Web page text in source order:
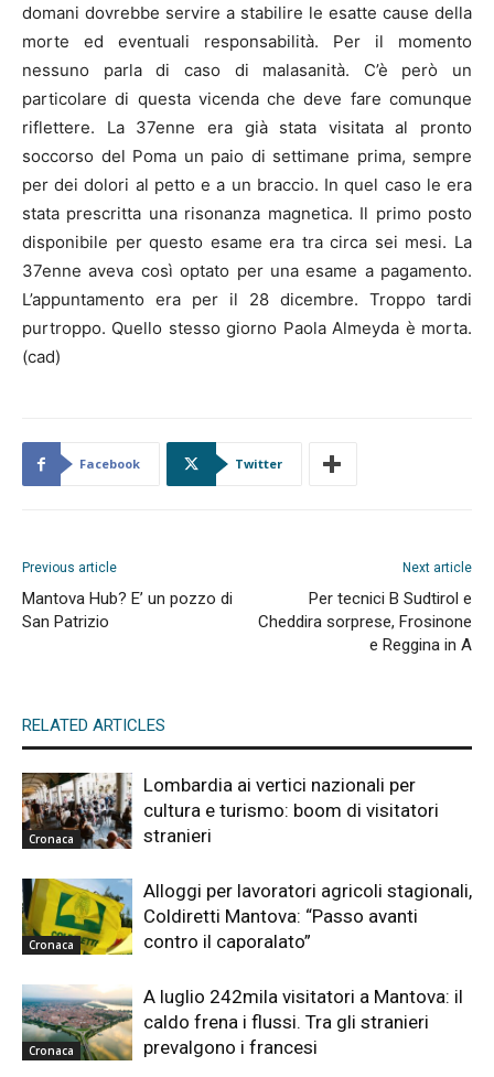
domani dovrebbe servire a stabilire le esatte cause della
morte ed eventuali responsabilità. Per il momento
nessuno parla di caso di malasanità. C’è però un
particolare di questa vicenda che deve fare comunque
riflettere. La 37enne era già stata visitata al pronto
soccorso del Poma un paio di settimane prima, sempre
per dei dolori al petto e a un braccio. In quel caso le era
stata prescritta una risonanza magnetica. Il primo posto
disponibile per questo esame era tra circa sei mesi. La
37enne aveva così optato per una esame a pagamento.
L’appuntamento era per il 28 dicembre. Troppo tardi
purtroppo. Quello stesso giorno Paola Almeyda è morta.
(cad)
Facebook Twitter
Previous article
Mantova Hub? E’ un pozzo di
San Patrizio
Next article
Per tecnici B Sudtirol e
Cheddira sorprese, Frosinone
e Reggina in A
RELATED ARTICLES
Cronaca
Lombardia ai vertici nazionali per
cultura e turismo: boom di visitatori
stranieri
Cronaca
Alloggi per lavoratori agricoli stagionali,
Coldiretti Mantova: “Passo avanti
contro il caporalato”
Cronaca
A luglio 242mila visitatori a Mantova: il
caldo frena i flussi. Tra gli stranieri
prevalgono i francesi